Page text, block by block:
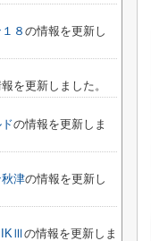
８ の情報を更新し
を更新しました。
の情報を更新しま
津の情報を更新し
の情報を更新しま